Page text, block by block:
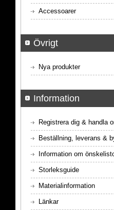
Accessoarer
Övrigt
Nya produkter
Information
Registrera dig & handla
Beställning, leverans &
Information om
Storleksguide
Materialinformation
Länkar